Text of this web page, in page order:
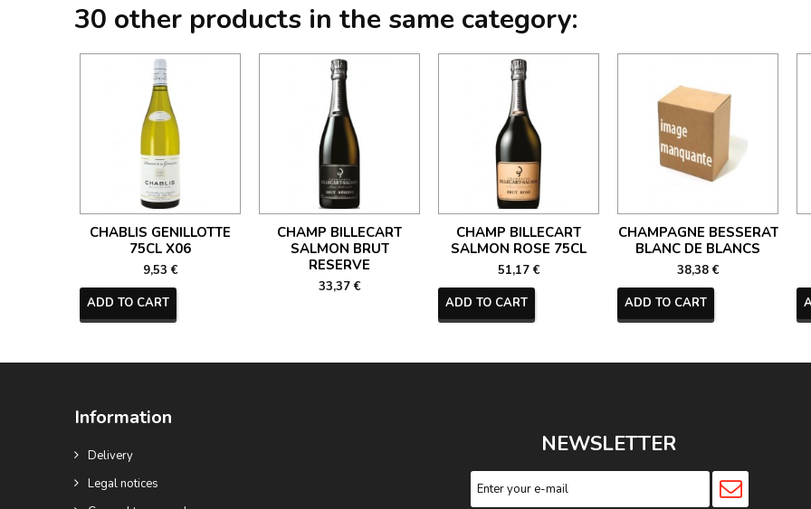
30 other products in the same category:
CHABLIS GENILLOTTE
75CL X06
9,53 €
ADD TO CART
CHAMP BILLECART
SALMON BRUT
RESERVE
33,37 €
CHAMP BILLECART
SALMON ROSE 75CL
51,17 €
ADD TO CART
CHAMPAGNE BESSERAT
BLANC DE BLANCS
38,38 €
ADD TO CART
Information
Delivery
Legal notices
NEWSLETTER